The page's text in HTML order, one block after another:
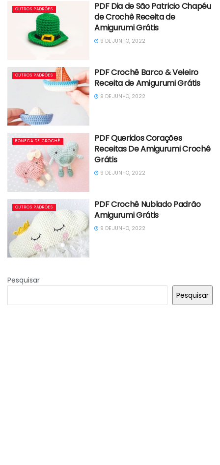
OUTROS PADRÕES
PDF Dia de São Patricio Chapéu
de Crochê Receita de
Amigurumi Grátis
9 DE JUNHO, 2022
OUTROS PADRÕES
PDF Crochê Barco & Veleiro
Receita de Amigurumi Grátis
9 DE JUNHO, 2022
BONECA DE CROCHÊ
PDF Queridos Corações
Receitas De Amigurumi Crochê
Grátis
9 DE JUNHO, 2022
OUTROS PADRÕES
PDF Crochê Nublado Padrão
Amigurumi Grátis
9 DE JUNHO, 2022
Pesquisar
Pesquisar